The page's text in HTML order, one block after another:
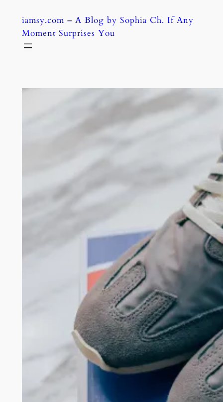
content
iamsy.com – A Blog by Sophia Ch. If Any
Moment Surprises You